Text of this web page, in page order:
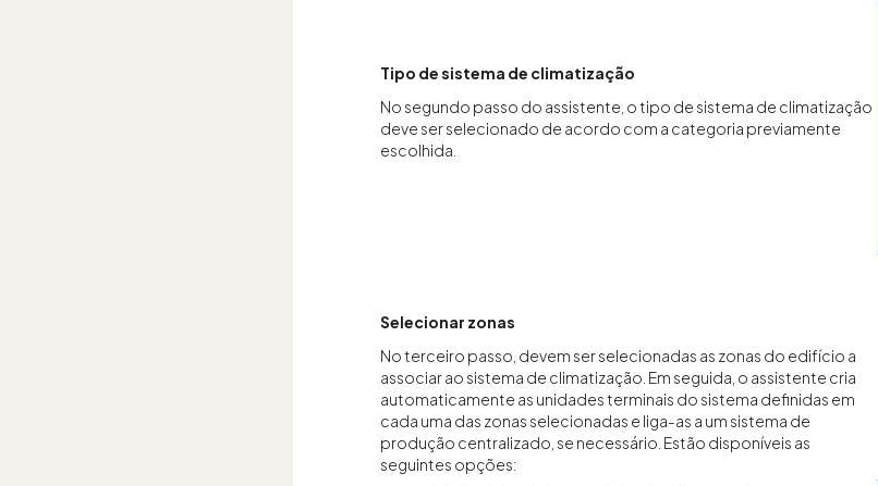
Tipo de sistema de climatização
No segundo passo do assistente, o tipo de sistema de climatização
deve ser selecionado de acordo com a categoria previamente
escolhida.
Selecionar zonas
No terceiro passo, devem ser selecionadas as zonas do edifício a
associar ao sistema de climatização. Em seguida, o assistente cria
automaticamente as unidades terminais do sistema definidas em
cada uma das zonas selecionadas e liga-as a um sistema de
produção centralizado, se necessário. Estão disponíveis as
seguintes opções: